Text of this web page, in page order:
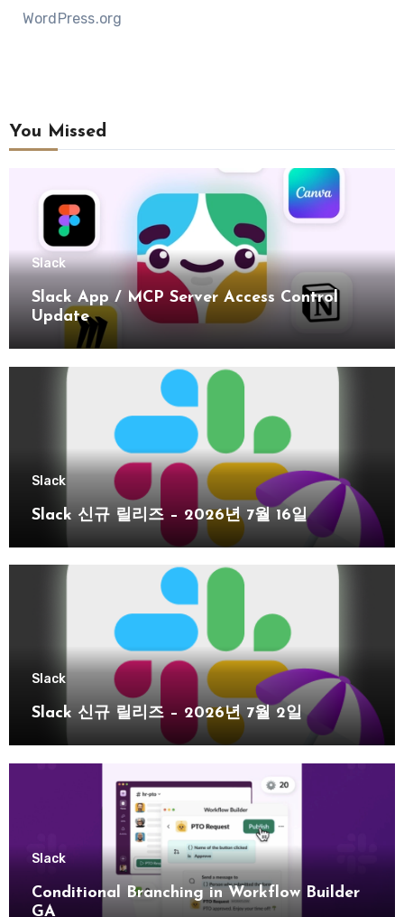
WordPress.org
You Missed
Slack
Slack App / MCP Server Access Control
Update
Slack
Slack 신규 릴리즈 – 2026년 7월 16일
Slack
Slack 신규 릴리즈 – 2026년 7월 2일
Slack
Conditional Branching in Workflow Builder
GA